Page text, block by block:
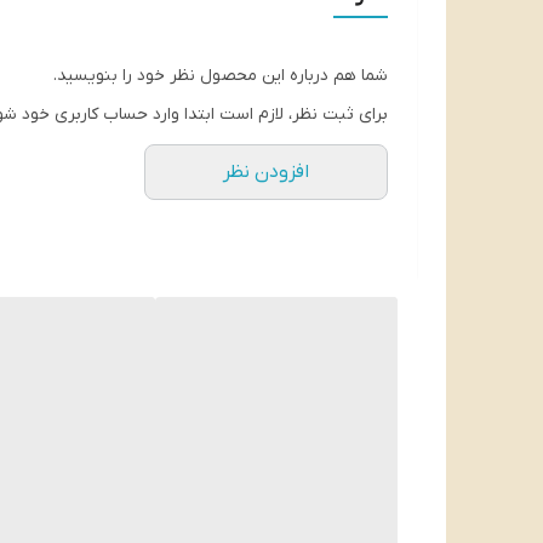
شما هم درباره این محصول نظر خود را بنویسید.
برای ثبت نظر، لازم است ابتدا وارد حساب کاربری خود
افزودن نظر